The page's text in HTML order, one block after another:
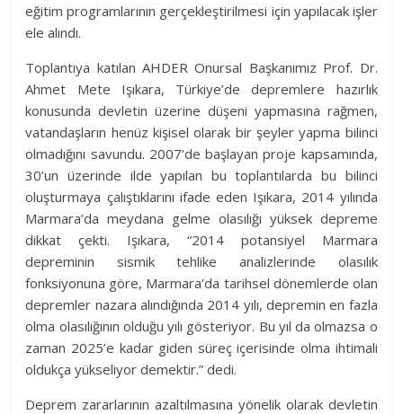
eğitim programlarının gerçekleştirilmesi için yapılacak işler
ele alındı.
Toplantıya katılan AHDER Onursal Başkanımız Prof. Dr.
Ahmet Mete Işıkara, Türkiye’de depremlere hazırlık
konusunda devletin üzerine düşeni yapmasına rağmen,
vatandaşların henüz kişisel olarak bir şeyler yapma bilinci
olmadığını savundu. 2007’de başlayan proje kapsamında,
30’un üzerinde ilde yapılan bu toplantılarda bu bilinci
oluşturmaya çalıştıklarını ifade eden Işıkara, 2014 yılında
Marmara’da meydana gelme olasılığı yüksek depreme
dikkat çekti. Işıkara, “2014 potansiyel Marmara
depreminin sismik tehlike analizlerinde olasılık
fonksiyonuna göre, Marmara’da tarihsel dönemlerde olan
depremler nazara alındığında 2014 yılı, depremin en fazla
olma olasılığının olduğu yılı gösteriyor. Bu yıl da olmazsa o
zaman 2025’e kadar giden süreç içerisinde olma ihtimali
oldukça yükseliyor demektir.” dedi.
Deprem zararlarının azaltılmasına yönelik olarak devletin